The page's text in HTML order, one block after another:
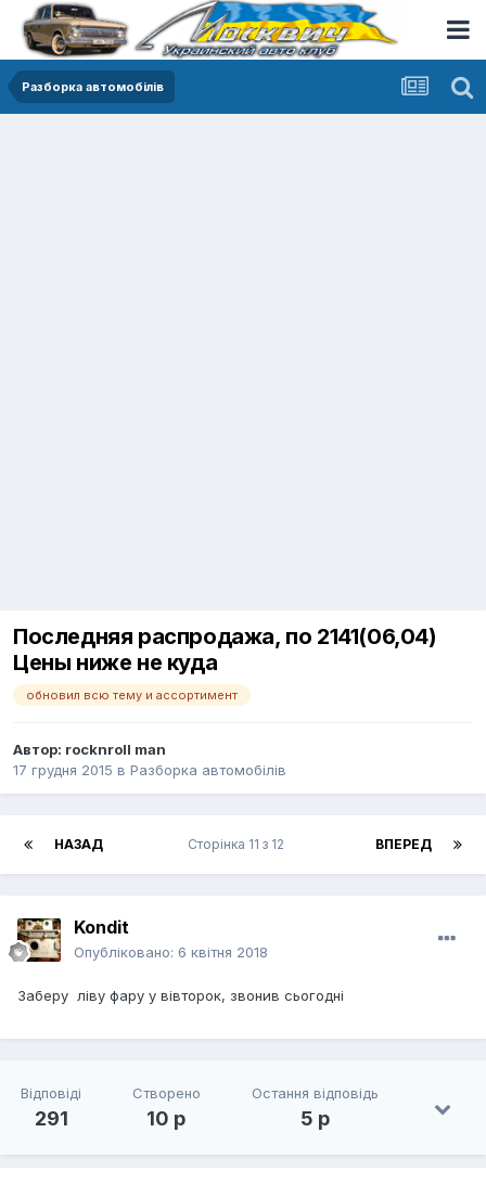
Разборка автомобілів
Последняя распродажа, по 2141(06,04)
Цены ниже не куда
обновил всю тему и ассортимент
Автор: rocknroll man
17 грудня 2015 в Разборка автомобілів
НАЗАД ВПЕРЕД
Сторінка 11 з 12
Kondit
Опубліковано: 6 квітня 2018
Заберу ліву фару у вівторок, звонив сьогодні
Відповіді
291
Створено
10 р
Остання відповідь
5 р